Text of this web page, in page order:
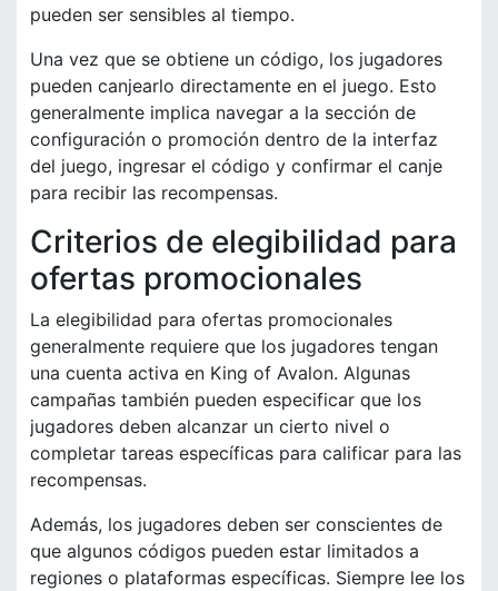
pueden ser sensibles al tiempo.
Una vez que se obtiene un código, los jugadores
pueden canjearlo directamente en el juego. Esto
generalmente implica navegar a la sección de
configuración o promoción dentro de la interfaz
del juego, ingresar el código y confirmar el canje
para recibir las recompensas.
Criterios de elegibilidad para
ofertas promocionales
La elegibilidad para ofertas promocionales
generalmente requiere que los jugadores tengan
una cuenta activa en King of Avalon. Algunas
campañas también pueden especificar que los
jugadores deben alcanzar un cierto nivel o
completar tareas específicas para calificar para las
recompensas.
Además, los jugadores deben ser conscientes de
que algunos códigos pueden estar limitados a
regiones o plataformas específicas. Siempre lee los